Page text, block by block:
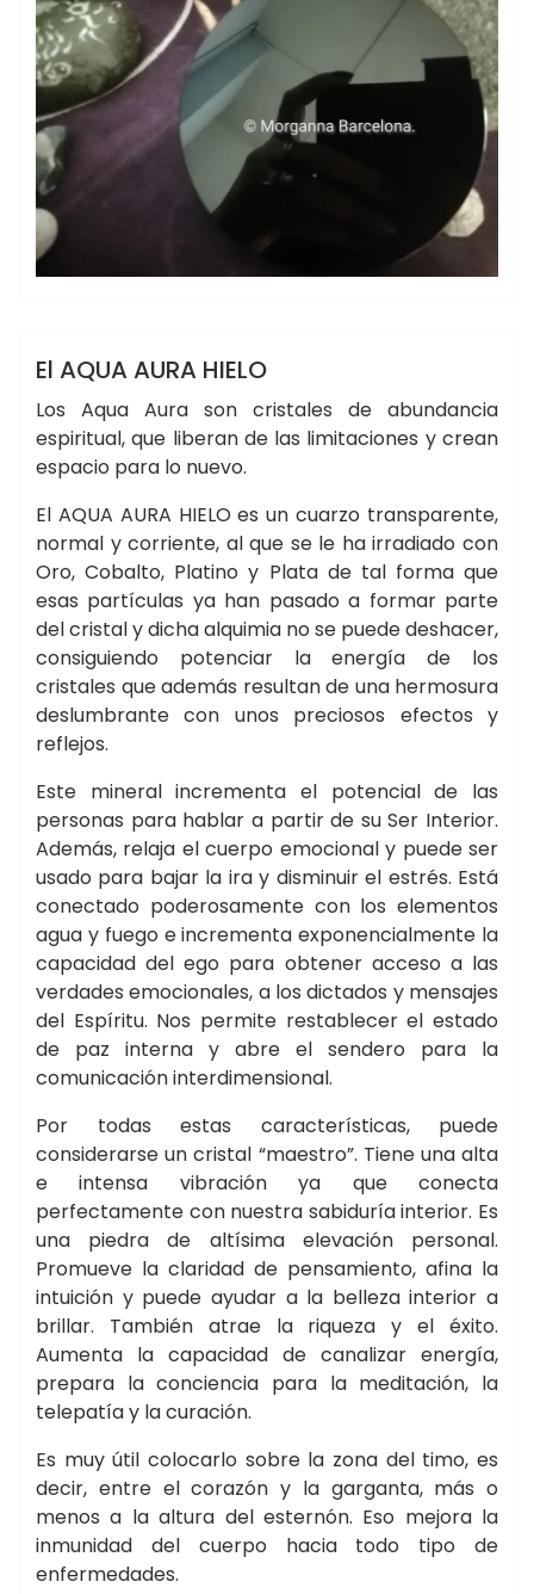
BOTICA DE LA BRUJA MINERALES
El AQUA AURA HIELO
Los Aqua Aura son cristales de abundancia
espiritual, que liberan de las limitaciones y crean
espacio para lo nuevo.
El AQUA AURA HIELO es un cuarzo transparente,
normal y corriente, al que se le ha irradiado con
Oro, Cobalto, Platino y Plata de tal forma que
esas partículas ya han pasado a formar parte
del cristal y dicha alquimia no se puede deshacer,
consiguiendo potenciar la energía de los
cristales que además resultan de una hermosura
deslumbrante con unos preciosos efectos y
reflejos.
Este mineral incrementa el potencial de las
personas para hablar a partir de su Ser Interior.
Además, relaja el cuerpo emocional y puede ser
usado para bajar la ira y disminuir el estrés. Está
conectado poderosamente con los elementos
agua y fuego e incrementa exponencialmente la
capacidad del ego para obtener acceso a las
verdades emocionales, a los dictados y mensajes
del Espíritu. Nos permite restablecer el estado
de paz interna y abre el sendero para la
comunicación interdimensional.
Por todas estas características, puede
considerarse un cristal “maestro”. Tiene una alta
e intensa vibración ya que conecta
perfectamente con nuestra sabiduría interior. Es
una piedra de altísima elevación personal.
Promueve la claridad de pensamiento, afina la
intuición y puede ayudar a la belleza interior a
brillar. También atrae la riqueza y el éxito.
Aumenta la capacidad de canalizar energía,
prepara la conciencia para la meditación, la
telepatía y la curación.
Es muy útil colocarlo sobre la zona del timo, es
decir, entre el corazón y la garganta, más o
menos a la altura del esternón. Eso mejora la
inmunidad del cuerpo hacia todo tipo de
enfermedades.